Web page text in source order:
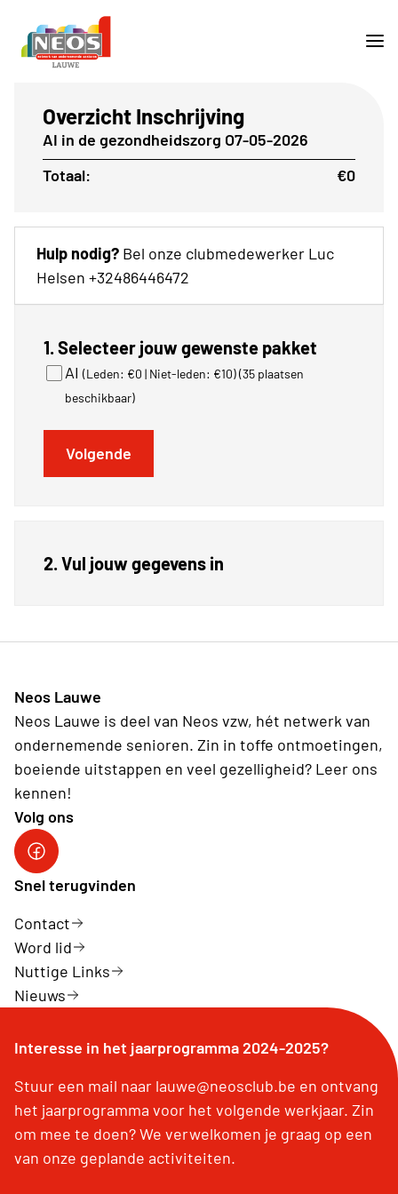
1. Selecteer jouw gewenste pakket
AI (Leden: €0 | Niet-leden: €10)(35 plaatsen
beschikbaar)
Volgende
2. Vul jouw gegevens in
Overzicht Inschrijving
AI in de gezondheidszorg O7-05-2026
Totaal:
€0
Hulp nodig? Bel onze clubmedewerker Luc
Helsen +32486446472
Neos Lauwe
Neos Lauwe is deel van Neos vzw, hét netwerk van
ondernemende senioren. Zin in toffe ontmoetingen,
boeiende uitstappen en veel gezelligheid? Leer ons
kennen!
Volg ons
Facebook Neos Lauwe
Snel terugvinden
Contact
Word lid
Nuttige Links
Nieuws
Interesse in het jaarprogramma 2024-2025?
Stuur een mail naar lauwe@neosclub.be en ontvang
het jaarprogramma voor het volgende werkjaar. Zin
om mee te doen? We verwelkomen je graag op een
van onze geplande activiteiten.